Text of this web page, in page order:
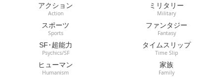
アクション
Action
ミリタリー
Military
スポーツ
Sports
ファンタジー
Fantasy
SF･超能力
Psychics/SF
タイムスリップ
Time Slip
ヒューマン
Humanism
家族
Family